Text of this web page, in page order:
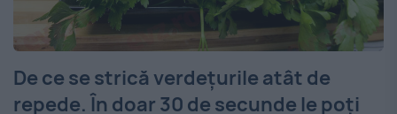
De ce se strică verdețurile atât de
repede. În doar 30 de secunde le poți